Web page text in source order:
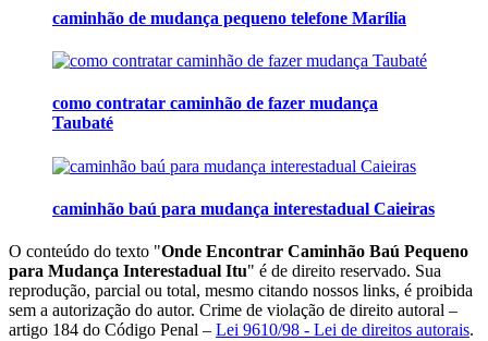
caminhão de mudança pequeno telefone Marília
como contratar caminhão de fazer mudança
Taubaté
caminhão baú para mudança interestadual Caieiras
O conteúdo do texto "Onde Encontrar Caminhão Baú Pequeno
para Mudança Interestadual Itu" é de direito reservado. Sua
reprodução, parcial ou total, mesmo citando nossos links, é proibida
sem a autorização do autor. Crime de violação de direito autoral –
artigo 184 do Código Penal – Lei 9610/98 - Lei de direitos autorais.